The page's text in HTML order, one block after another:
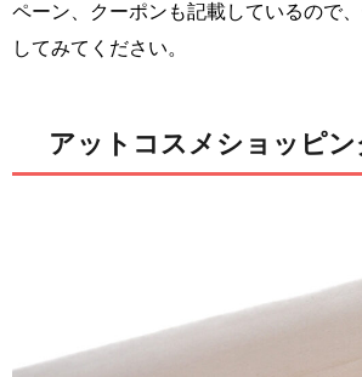
ペーン、クーポンも記載しているので
してみてください。
アットコスメショッピン